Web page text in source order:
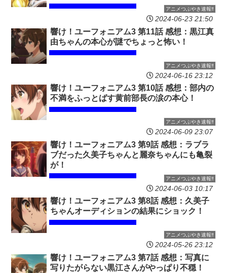
アニメつぶやき速報‼︎
2024-06-23 21:50
アニメつぶやき速報‼︎
響け！ユーフォニアム3 第11話 感想：黒江真
由ちゃんの本心が謎でちょっと怖い！
2024-06-16 23:12
アニメつぶやき速報‼︎
響け！ユーフォニアム3 第10話 感想：部内の
不満をふっとばす黄前部長の涙の本心！
2024-06-09 23:07
アニメつぶやき速報‼︎
響け！ユーフォニアム3 第9話 感想：ラブラ
ブだった久美子ちゃんと麗奈ちゃんにも亀裂
が！
2024-06-03 10:17
アニメつぶやき速報‼︎
響け！ユーフォニアム3 第8話 感想：久美子
ちゃんオーディションの結果にショック！
2024-05-26 23:12
響け！ユーフォニアム3 第7話 感想：写真に
写りたがらない黒江さんがやっぱり不穏！